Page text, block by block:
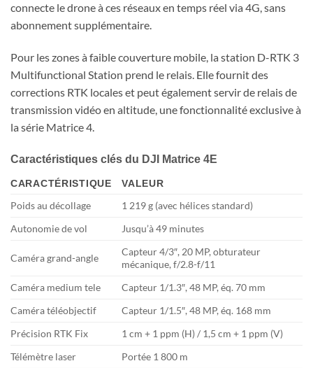
connecte le drone à ces réseaux en temps réel via 4G, sans
abonnement supplémentaire.
Pour les zones à faible couverture mobile, la station D-RTK 3
Multifunctional Station prend le relais. Elle fournit des
corrections RTK locales et peut également servir de relais de
transmission vidéo en altitude, une fonctionnalité exclusive à
la série Matrice 4.
Caractéristiques clés du DJI Matrice 4E
CARACTÉRISTIQUE VALEUR
Poids au décollage
1 219 g (avec hélices standard)
Autonomie de vol
Jusqu’à 49 minutes
Caméra grand-angle
Capteur 4/3″, 20 MP, obturateur
mécanique, f/2.8-f/11
Caméra medium tele
Capteur 1/1.3″, 48 MP, éq. 70 mm
Caméra téléobjectif
Capteur 1/1.5″, 48 MP, éq. 168 mm
Précision RTK Fix
1 cm + 1 ppm (H) / 1,5 cm + 1 ppm (V)
Télémètre laser
Portée 1 800 m